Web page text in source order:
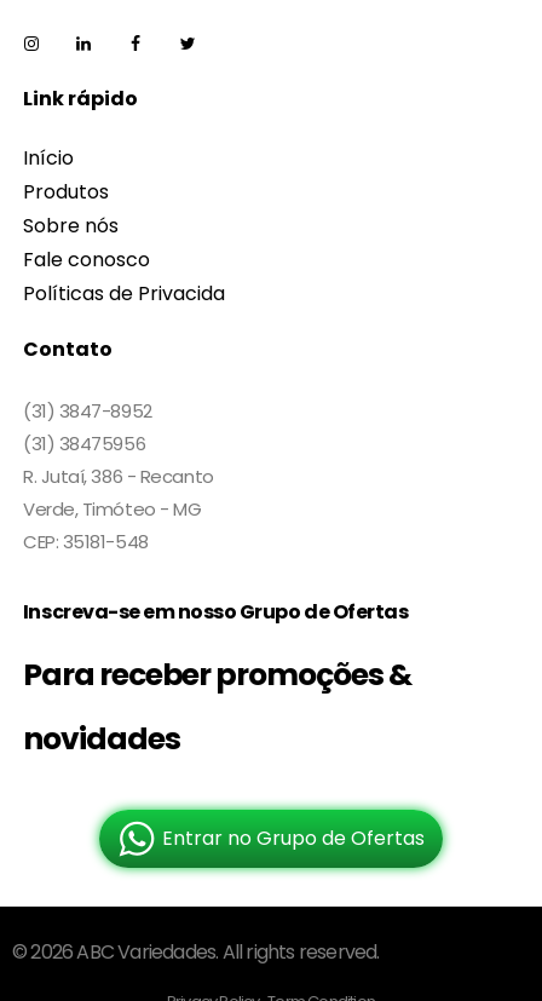
Link rápido
Início
Produtos
Sobre nós
Fale conosco
Políticas de Privacida
Contato
(31) 3847-8952
(31) 38475956
R. Jutaí, 386 - Recanto
Verde, Timóteo - MG
CEP: 35181-548
Inscreva-se em nosso Grupo de Ofertas
Para receber promoções &
novidades
Entrar no Grupo de Ofertas
© 2026 ABC Variedades. All rights reserved.